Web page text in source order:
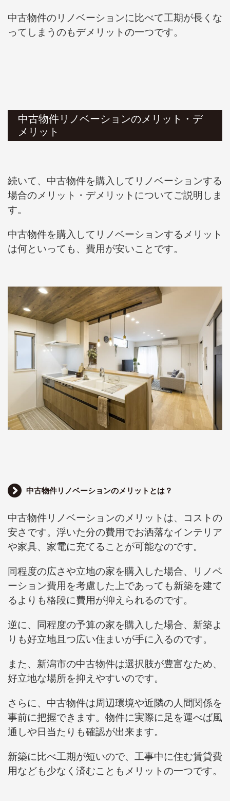
中古物件のリノベーションに比べて工期が長くな
ってしまうのもデメリットの一つです。
中古物件リノベーションのメリット・デ
メリット
続いて、中古物件を購入してリノベーションする
場合のメリット・デメリットについてご説明しま
す。
中古物件を購入してリノベーションするメリット
は何といっても、費用が安いことです。
中古物件リノベーションのメリットとは？
中古物件リノベーションのメリットは、コストの
安さです。 浮いた分の費用でお洒落なインテリア
や家具、家電に充てることが可能なのです。
同程度の広さや立地の家を購入した場合、リノベ
ーション費用を考慮した上であっても新築を建て
るよりも格段に費用が抑えられるのです。
逆に、同程度の予算の家を購入した場合、新築よ
りも好立地且つ広い住まいが手に入るのです。
また、新潟市の中古物件は選択肢が豊富なため、
好立地な場所を抑えやすいのです。
さらに、中古物件は周辺環境や近隣の人間関係を
事前に把握できます。物件に実際に足を運べば風
通しや日当たりも確認が出来ます。
新築に比べ工期が短いので、工事中に住む賃貸費
用なども少なく済むこともメリットの一つです。